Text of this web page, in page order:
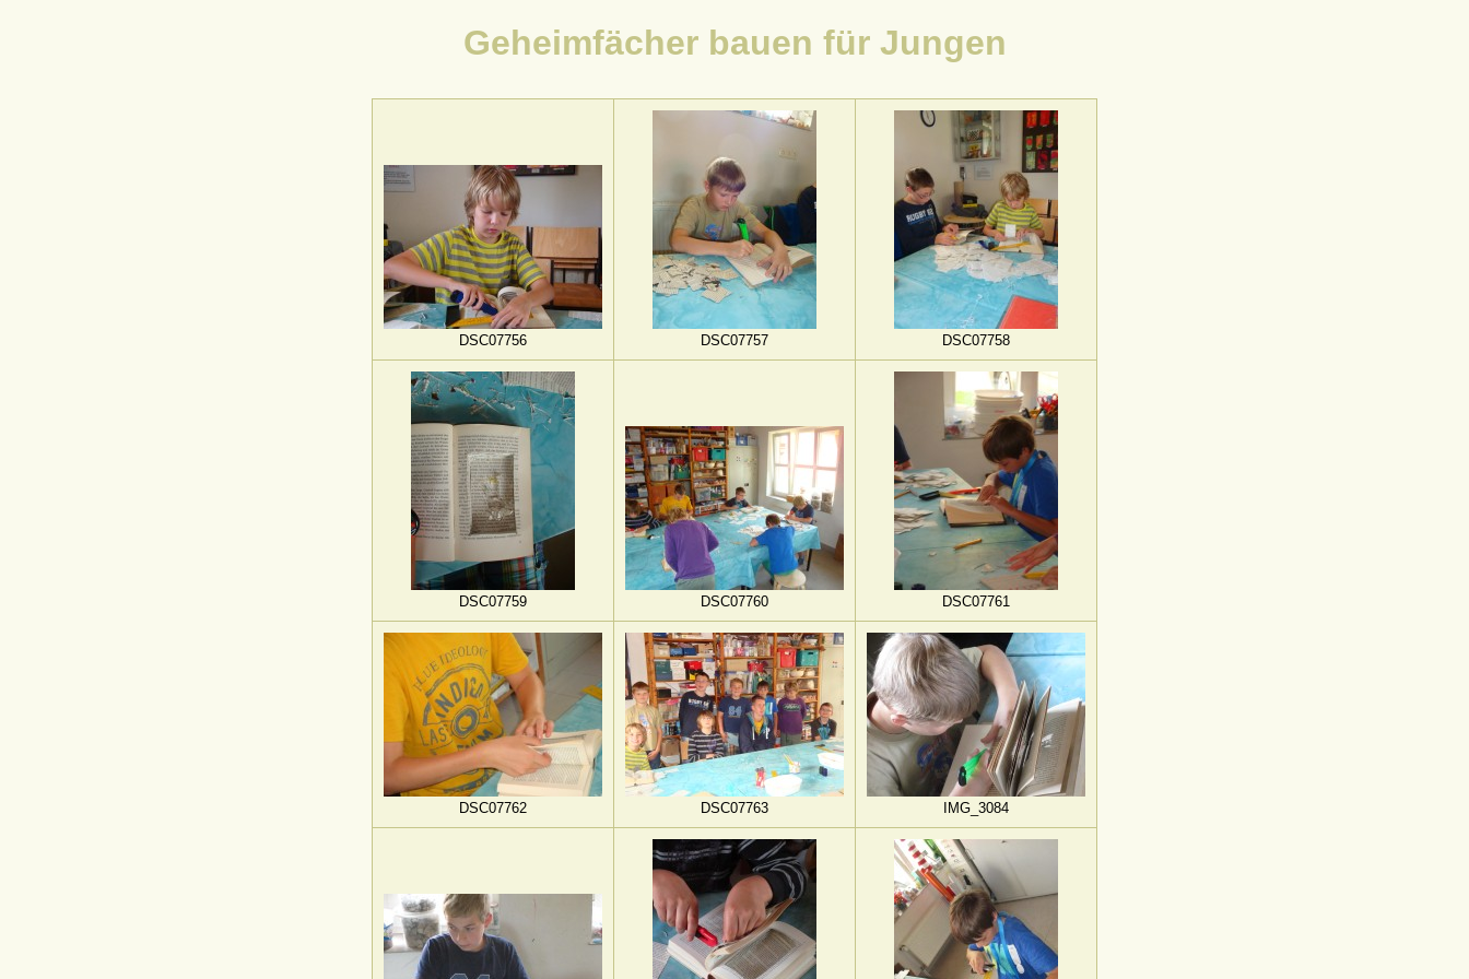
Geheimfächer bauen für Jungen
DSC07756 DSC07757 DSC07758
DSC07759 DSC07760 DSC07761
DSC07762 DSC07763 IMG_3084